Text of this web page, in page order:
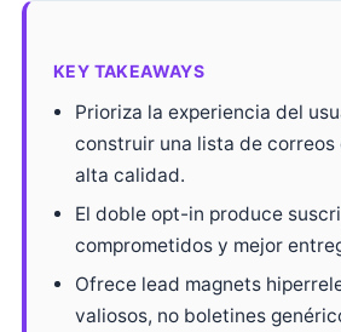
KEY TAKEAWAYS
Prioriza la experiencia del
construir una lista de
alta calidad.
El doble opt-in produce
comprometidos y mejor
Ofrece lead magnets
valiosos, no boletines